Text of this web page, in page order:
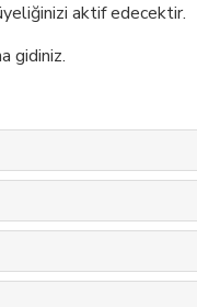
aktif edecektir.
gidiniz.